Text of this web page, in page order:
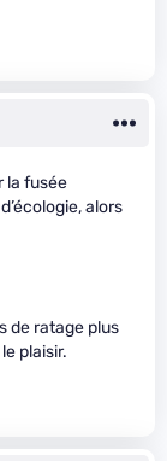
la fusée
alors
de ratage plus
plaisir.